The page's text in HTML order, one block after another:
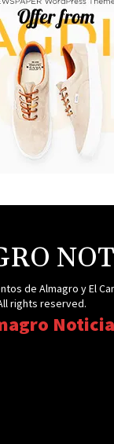
de Almagro y El
rights reserved.